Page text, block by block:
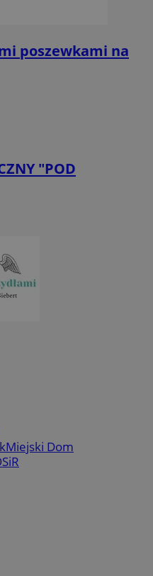
poszewkami na
"POD
Miejski Dom